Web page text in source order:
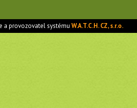
a provozovatel systémuW.A.T.C.H. CZ, s.r.o.